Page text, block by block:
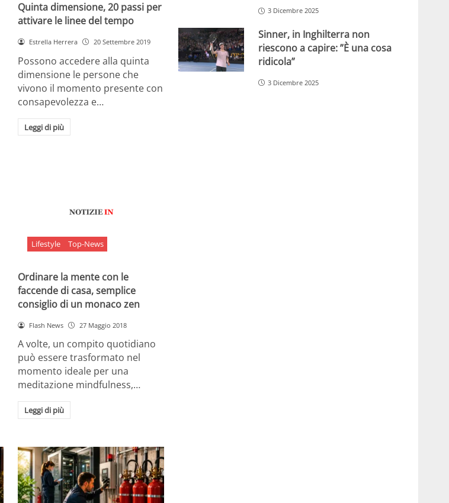
Quinta dimensione, 20 passi per
attivare le linee del tempo
Estrella Herrera 20 Settembre 2019
Possono accedere alla quinta
dimensione le persone che
vivono il momento presente con
consapevolezza e…
Leggi di più
Lifestyle Top-News
Ordinare la mente con le
faccende di casa, semplice
consiglio di un monaco zen
Flash News 27 Maggio 2018
A volte, un compito quotidiano
può essere trasformato nel
momento ideale per una
meditazione mindfulness,…
Leggi di più
3 Dicembre 2025
Sinner, in Inghilterra non
riescono a capire: ”È una cosa
ridicola”
3 Dicembre 2025